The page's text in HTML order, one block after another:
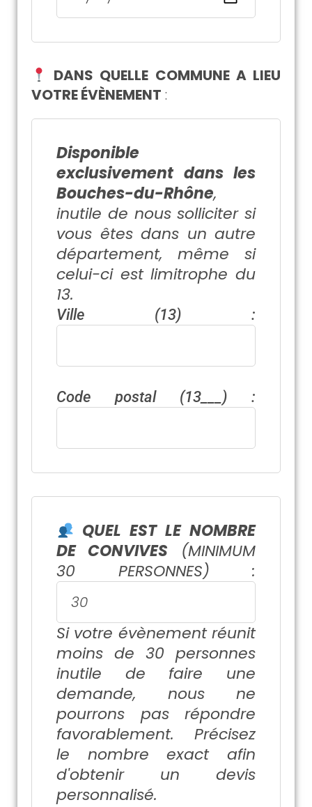
DANS QUELLE COMMUNE A LIEU
VOTRE ÉVÈNEMENT :
Disponible
exclusivement dans les
Bouches-du-Rhône,
inutile de nous solliciter si
vous êtes dans un autre
département, même si
celui-ci est limitrophe du
13.
Ville (13) :
Code postal (13___) :
QUEL EST LE NOMBRE
DE CONVIVES (MINIMUM
30 PERSONNES) :
Si votre évènement réunit
moins de 30 personnes
inutile de faire une
demande, nous ne
pourrons pas répondre
favorablement. Précisez
le nombre exact afin
d'obtenir un devis
personnalisé.